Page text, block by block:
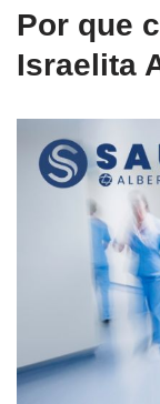
Por que
Israelita